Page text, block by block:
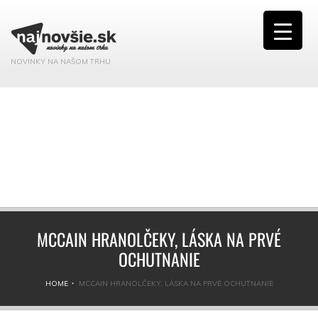
NOVINKY NA NAŠOM TRHU
MCCAIN HRANOLČEKY, LÁSKA NA PRVÉ
OCHUTNANIE
HOME MCCAIN HRANOLČEKY, LÁSKA NA PRVÉ OCHUTNANIE